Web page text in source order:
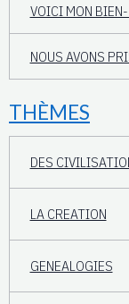
VOICI MON BIEN-
NOUS AVONS
THÈMES
DES
LA CREATION
GENEALOGIES